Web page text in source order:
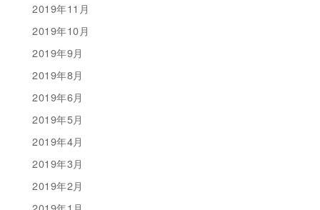
2019年11月
2019年10月
2019年9月
2019年8月
2019年6月
2019年5月
2019年4月
2019年3月
2019年2月